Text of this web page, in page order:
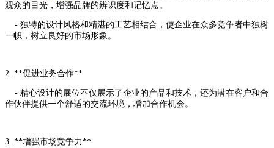
观众的目光，增强品牌的辨识度和记忆点。
- 独特的设计风格和精湛的工艺相结合，使企业在众多竞争者中独树
一帜，树立良好的市场形象。
2. **促进业务合作**
- 精心设计的展位不仅展示了企业的产品和技术，还为潜在客户和合
作伙伴提供一个舒适的交流环境，增加合作机会。
3. **增强市场竞争力**